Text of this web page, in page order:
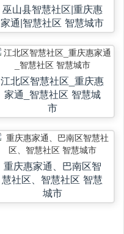
巫山县智慧社区|重庆惠
家通|智慧社区 智慧城市
江北区智慧社区_重庆惠
家通_智慧社区 智慧城
市
重庆惠家通、巴南区智
慧社区、智慧社区 智慧
城市